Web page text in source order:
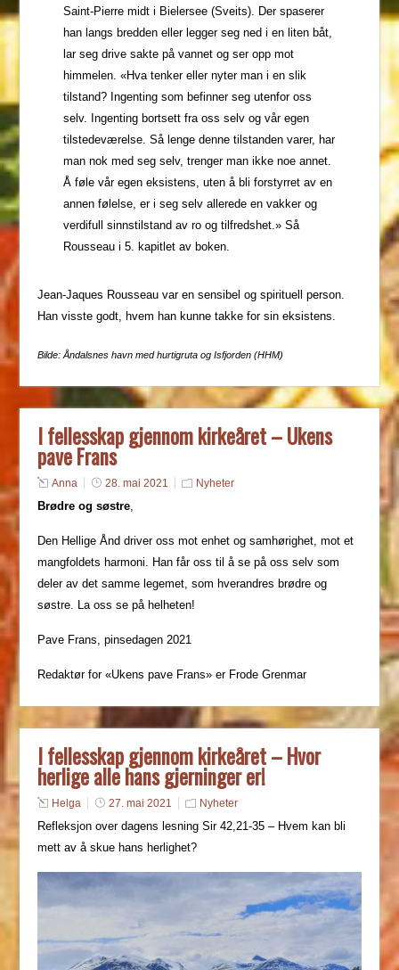
Saint-Pierre midt i Bielersee (Sveits). Der spaserer
han langs bredden eller legger seg ned i en liten båt,
lar seg drive sakte på vannet og ser opp mot
himmelen. «Hva tenker eller nyter man i en slik
tilstand? Ingenting som befinner seg utenfor oss
selv. Ingenting bortsett fra oss selv og vår egen
tilstedeværelse. Så lenge denne tilstanden varer, har
man nok med seg selv, trenger man ikke noe annet.
Å føle vår egen eksistens, uten å bli forstyrret av en
annen følelse, er i seg selv allerede en vakker og
verdifull sinnstilstand av ro og tilfredshet.» Så
Rousseau i 5. kapitlet av boken.
Jean-Jaques Rousseau var en sensibel og spirituell person.
Han visste godt, hvem han kunne takke for sin eksistens.
Bilde: Åndalsnes havn med hurtigruta og Isfjorden (HHM)
I fellesskap gjennom kirkeåret – Ukens
pave Frans
Anna 28. mai 2021 Nyheter
Brødre og søstre
Den Hellige Ånd driver oss mot enhet og samhørighet, mot et
mangfoldets harmoni. Han får oss til å se på oss selv som
deler av det samme legemet, som hverandres brødre og
søstre. La oss se på helheten!
Pave Frans, pinsedagen 2021
Redaktør for «Ukens pave Frans» er Frode Grenmar
I fellesskap gjennom kirkeåret – Hvor
herlige alle hans gjerninger er!
Helga 27. mai 2021 Nyheter
Refleksjon over dagens lesning Sir 42,21-35 – Hvem kan bli
mett av å skue hans herlighet?